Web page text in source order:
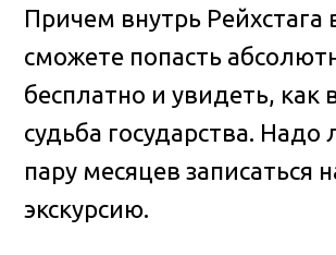
Причем внутрь Рейхстага
сможете попасть
бесплатно и увидеть, как
судьба государства. Надо
пару месяцев записаться
экскурсию.